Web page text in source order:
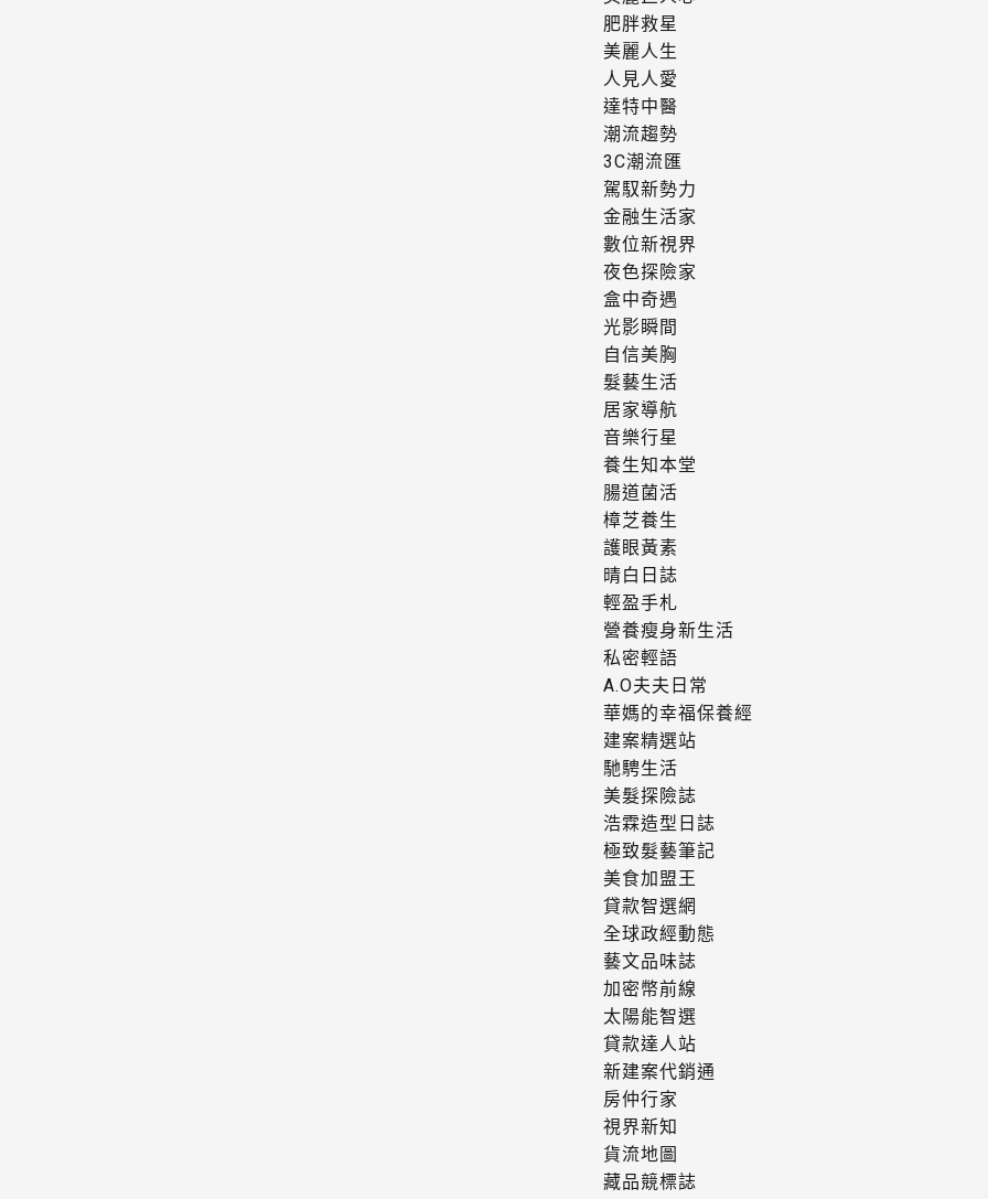
肥胖救星
美麗人生
人見人愛
達特中醫
潮流趨勢
3C潮流匯
駕馭新勢力
金融生活家
數位新視界
夜色探險家
盒中奇遇
光影瞬間
自信美胸
髮藝生活
居家導航
音樂行星
養生知本堂
腸道菌活
樟芝養生
護眼黃素
晴白日誌
輕盈手札
營養瘦身新生活
私密輕語
A.O夫夫日常
華媽的幸福保養經
建案精選站
馳騁生活
美髮探險誌
浩霖造型日誌
極致髮藝筆記
美食加盟王
貸款智選網
全球政經動態
藝文品味誌
加密幣前線
太陽能智選
貸款達人站
新建案代銷通
房仲行家
視界新知
貨流地圖
藏品競標誌